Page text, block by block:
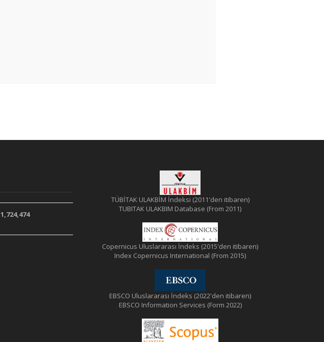
1,724,474
TÜBİTAK ULAKBİM İndeksi (2011'den itibaren)
TUBITAK ULAKBIM Database (From 2011)
Copernicus Uluslararası İndeks (2015'den itibaren)
Index Copernicus International (From 2015)
EBSCO Uluslararası İndeks (2022'den itibaren)
EBSCO Information Services (Form 2022)